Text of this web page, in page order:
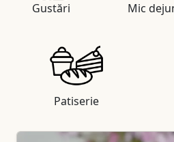
Gustări Mic
Patiserie